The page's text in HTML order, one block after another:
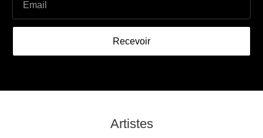
Recevoir
Artistes